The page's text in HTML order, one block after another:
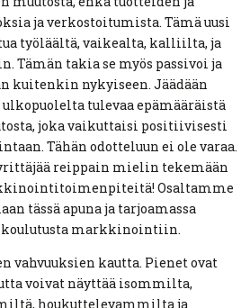
ja verkostoitumista. Tämä uusi
työläältä, vaikealta, kalliilta, ja
Tämän takia se myös passivoi ja
kuitenkin nykyiseen. Jäädään
tulevaa epämääräistä
joka vaikuttaisi positiivisesti
Tähän odotteluun ei ole varaa.
reippain mielin tekemään
Osaltamme
tässä apuna ja tarjoamassa
markkinointiin.
vahvuuksien kautta. Pienet ovat
voivat näyttää isommilta,
houkuttelevammilta ja